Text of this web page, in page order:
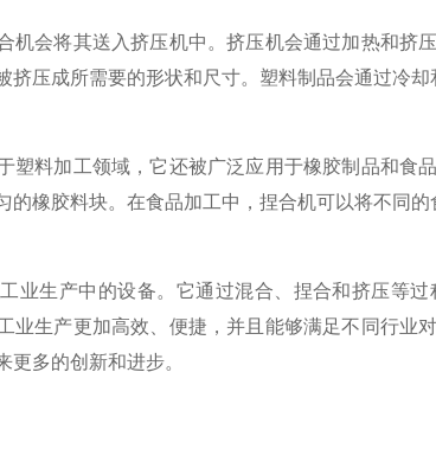
会将其送入挤压机中。挤压机会通过加热和挤
挤压成所需要的形状和尺寸。塑料制品会通过冷却
料加工领域，它还被广泛应用于橡胶制品和食
的橡胶料块。在食品加工中，捏合机可以将不同的
生产中的设备。它通过混合、捏合和挤压等过
业生产更加高效、便捷，并且能够满足不同行业
多的创新和进步。